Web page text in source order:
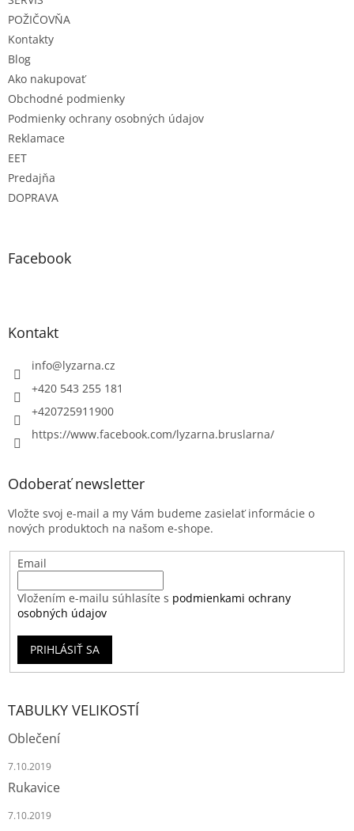
POŽIČOVŇA
Kontakty
Blog
Ako nakupovať
Obchodné podmienky
Podmienky ochrany osobných údajov
Reklamace
EET
Predajňa
DOPRAVA
Facebook
Kontakt
info@lyzarna.cz
+420 543 255 181
+420725911900
https://www.facebook.com/lyzarna.bruslarna/
Odoberať newsletter
Vložte svoj e-mail a my Vám budeme zasielať informácie o
nových produktoch na našom e-shope.
Email
Vložením e-mailu súhlasíte s podmienkami ochrany
osobných údajov
PRIHLÁSIŤ SA
TABULKY VELIKOSTÍ
Oblečení
7.10.2019
Rukavice
7.10.2019